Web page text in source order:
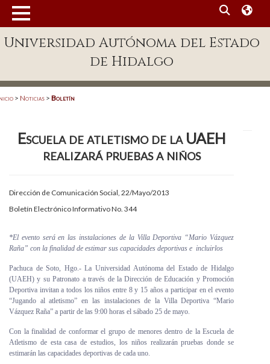
Enlaces
Patronato
Publicaciones en línea
Acreditación Internacional
Alumnado
Personal
Alumni
Visitantes
Universidad Autónoma del Estado
de Hidalgo
> Noticias > Boletín
Escuela de atletismo de la UAEH
realizará pruebas a niños
Dirección de Comunicación Social, 22/Mayo/2013
Boletín Electrónico Informativo No. 344
*El evento será en las instalaciones de la Villa Deportiva “Mario Vázquez
Raña” con la finalidad de estimar sus capacidades deportivas e incluirlos
Pachuca de Soto, Hgo.- La Universidad Autónoma del Estado de Hidalgo
(UAEH) y su Patronato a través de la Dirección de Educación y Promoción
Deportiva invitan a todos los niños entre 8 y 15 años a participar en el evento
“Jugando al atletismo” en las instalaciones de la Villa Deportiva “Mario
Vázquez Raña” a partir de las 9:00 horas el sábado 25 de mayo.
Con la finalidad de conformar el grupo de menores dentro de la Escuela de
Atletismo de esta casa de estudios, los niños realizarán pruebas donde se
estimarán las capacidades deportivas de cada uno.